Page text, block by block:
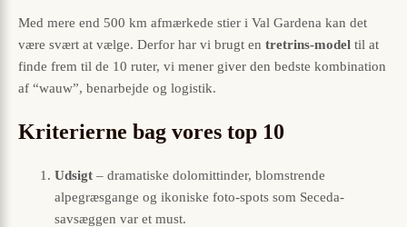
Med mere end 500 km afmærkede stier i Val Gardena kan det
være svært at vælge. Derfor har vi brugt en tretrins-model til at
finde frem til de 10 ruter, vi mener giver den bedste kombination
af “wauw”, benarbejde og logistik.
Kriterierne bag vores top 10
Udsigt – dramatiske dolomittinder, blomstrende
alpegræsgange og ikoniske foto-spots som Seceda-
savsæggen var et must.